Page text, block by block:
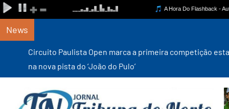
News
Circuito Paulista Open marca a primeira competição estadual
na nova pista do ‘João do Pulo’